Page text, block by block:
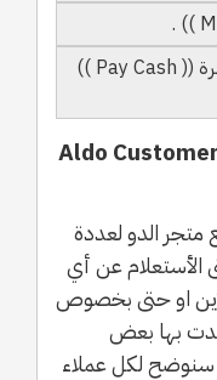
الدفع نقداً عن الأستلام مباشــرة (( Pay Cash ))
خدمة عملاء الدو السعودية - Aldo Customer
متجر الدو لعددة
الأستعلام عن أي
او حتى بخصوص
بها بعض
سنوضح لكل عملاء